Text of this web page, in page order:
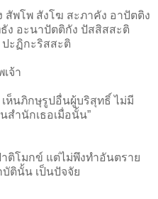
สัพโพ สังโฆ สะภาคัง อาปัตติง
ง อะนาปัตติกัง ปัสสิสสะติ
ปะฏิกะริสสะติ
จ้า
ห็นภิกษุรูปอื่นผู้บริสุทธิ์ ไม่มี
สำนักเธอเมื่อนั้น”
ติโมกข์ แต่ไม่พึงทำอันตราย
ตินั้น เป็นปัจจัย